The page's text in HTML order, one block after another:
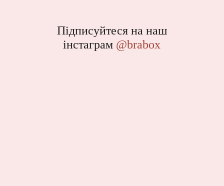
Підписуйтеся на наш
інстаграм @brabox